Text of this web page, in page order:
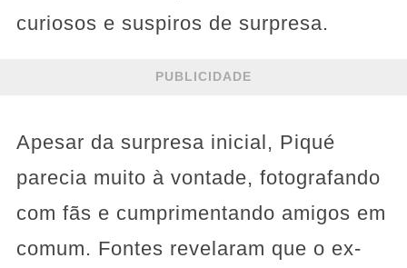
curiosos e suspiros de surpresa.
PUBLICIDADE
Apesar da surpresa inicial, Piqué
parecia muito à vontade, fotografando
com fãs e cumprimentando amigos em
comum. Fontes revelaram que o ex-